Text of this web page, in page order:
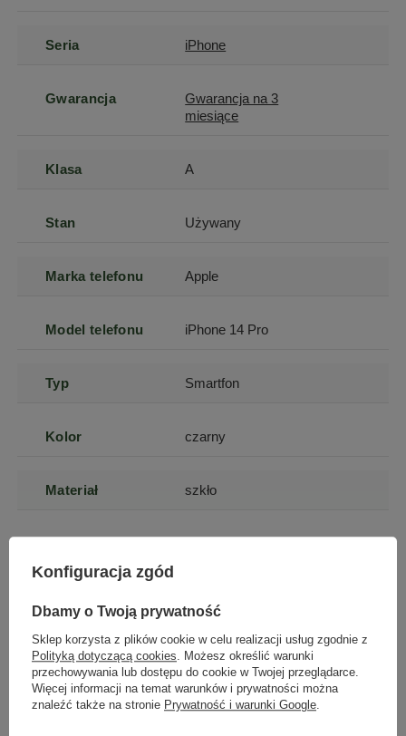
Seria iPhone
Gwarancja
Gwarancja na 3
miesiące
Klasa A
Stan Używany
Marka telefonu Apple
Model telefonu iPhone 14 Pro
Typ Smartfon
Kolor czarny
Materiał szkło
Głębokość 7.85
Waga 206
Konfiguracja zgód
Dbamy o Twoją prywatność
Sklep korzysta z plików cookie w celu realizacji usług zgodnie z
Polityką dotyczącą cookies. Możesz określić warunki
przechowywania lub dostępu do cookie w Twojej przeglądarce.
Więcej informacji na temat warunków i prywatności można
znaleźć także na stronie Prywatność i warunki Google.